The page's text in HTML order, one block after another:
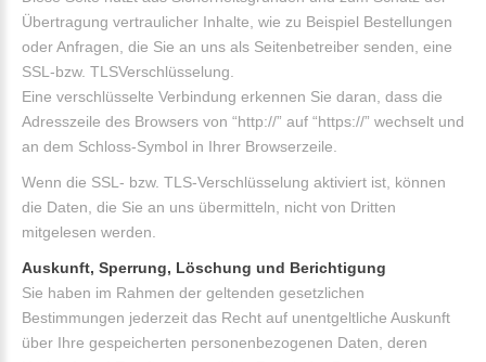
Übertragung vertraulicher Inhalte, wie zu Beispiel Bestellungen
oder Anfragen, die Sie an uns als Seitenbetreiber senden, eine
SSL-bzw. TLSVerschlüsselung.
Eine verschlüsselte Verbindung erkennen Sie daran, dass die
Adresszeile des Browsers von “http://” auf “https://” wechselt und
an dem Schloss-Symbol in Ihrer Browserzeile.
Wenn die SSL- bzw. TLS-Verschlüsselung aktiviert ist, können
die Daten, die Sie an uns übermitteln, nicht von Dritten
mitgelesen werden.
Auskunft, Sperrung, Löschung und Berichtigung
Sie haben im Rahmen der geltenden gesetzlichen
Bestimmungen jederzeit das Recht auf unentgeltliche Auskunft
über Ihre gespeicherten personenbezogenen Daten, deren